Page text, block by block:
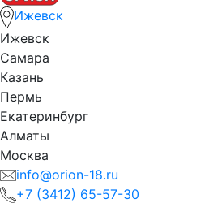
Ижевск
Ижевск
Самара
Казань
Пермь
Екатеринбург
Алматы
Москва
info@orion-18.ru
+7 (3412) 65-57-30